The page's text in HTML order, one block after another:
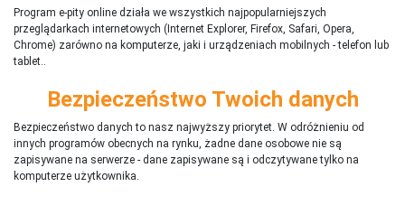
Program e-pity online działa we wszystkich najpopularniejszych
przeglądarkach internetowych (Internet Explorer, Firefox, Safari, Opera,
Chrome) zarówno na komputerze, jaki i urządzeniach mobilnych - telefon lub
tablet..
Bezpieczeństwo Twoich danych
Bezpieczeństwo danych to nasz najwyższy priorytet. W odróżnieniu od
innych programów obecnych na rynku, żadne dane osobowe nie są
zapisywane na serwerze - dane zapisywane są i odczytywane tylko na
komputerze użytkownika.